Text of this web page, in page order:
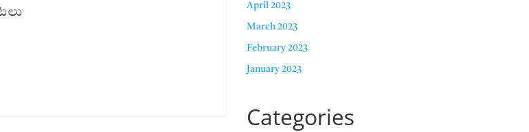
April 2023
March 2023
February 2023
January 2023
Categories